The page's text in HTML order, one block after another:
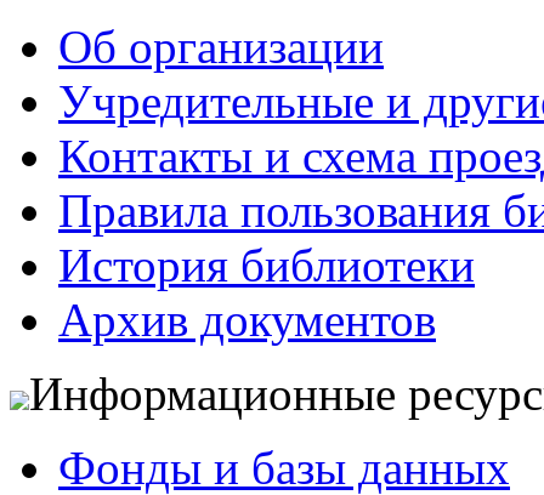
Об организации
Учредительные и
Контакты и схема
Правила пользования
История библиотеки
Архив документов
Информационные
Фонды и базы данных